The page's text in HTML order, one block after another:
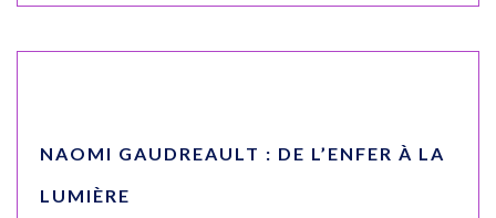
NAOMI GAUDREAULT : DE L’ENFER À LA
LUMIÈRE